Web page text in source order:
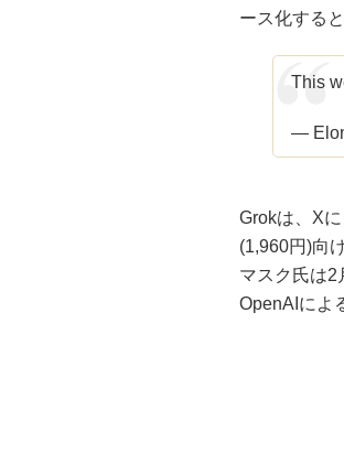
ース化する
This
—
Grokは、X
(1,960円)向
マスク氏は2
OpenAIによ